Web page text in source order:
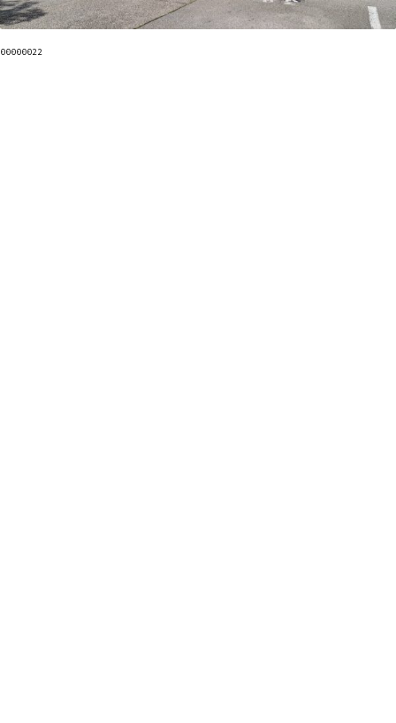
00000022